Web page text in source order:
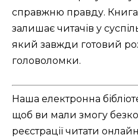
справжню правду.
залишає читачів у
який завжди готовий
головоломки.
Наша електронна
щоб ви мали змогу
реєстрації читати